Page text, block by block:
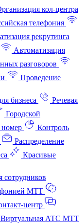
кол-центра
телефония
рекрутинга
Автоматизация
разговоров
Проведение
бизнеса
Речевая
Городской
номер
Контроль
Распределение
Красивые
сотрудников
МТТ
АТС МТТ